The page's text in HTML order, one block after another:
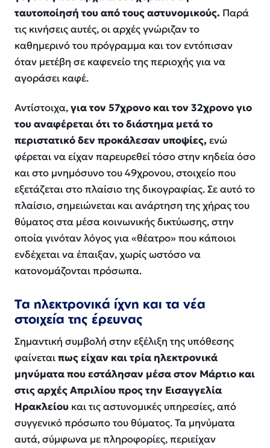
ταυτοποίησή του από τους αστυνομικούς. Παρά
τις κινήσεις αυτές, οι αρχές γνώριζαν το
καθημερινό του πρόγραμμα και τον εντόπισαν
όταν μετέβη σε καφενείο της περιοχής για να
αγοράσει καφέ.
Αντίστοιχα,για τον 57χρονο και τον 32χρονο γιο
του αναφέρεται ότι το διάστημα μετά το
περιστατικό δεν προκάλεσαν υποψίες, ενώ
φέρεται να είχαν παρευρεθεί τόσο στην κηδεία όσο
και στο μνημόσυνο του 49χρονου, στοιχείο που
εξετάζεται στο πλαίσιο της δικογραφίας. Σε αυτό το
πλαίσιο, σημειώνεται και ανάρτηση της χήρας του
θύματος στα μέσα κοινωνικής δικτύωσης, στην
οποία γινόταν λόγος για «θέατρο» που κάποιοι
ενδέχεται να έπαιξαν, χωρίς ωστόσο να
κατονομάζονται πρόσωπα.
Τα ηλεκτρονικά ίχνη και τα νέα
στοιχεία της έρευνας
Σημαντική συμβολή στην εξέλιξη της υπόθεσης
φαίνεταιπως είχαν και τρία ηλεκτρονικά
μηνύματα που εστάλησαν μέσα στον Μάρτιο και
στις αρχές Απριλίου προς την Εισαγγελία
Ηρακλείου και τις αστυνομικές υπηρεσίες, από
συγγενικό πρόσωπο του θύματος. Τα μηνύματα
αυτά, σύμφωνα με πληροφορίες, περιείχαν